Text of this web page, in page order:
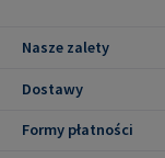
Nasze zalety
Dostawy
Formy płatności